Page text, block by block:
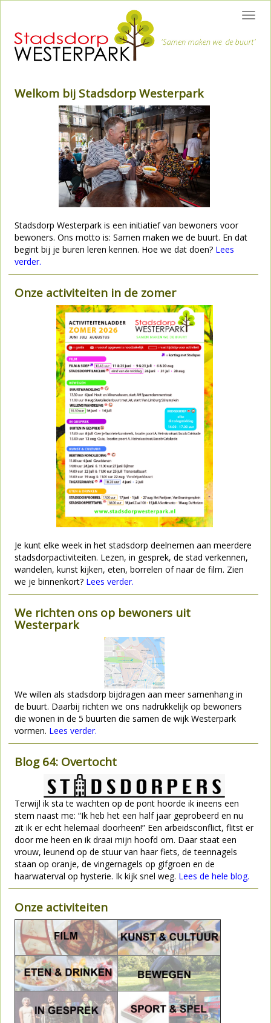
Welkom bij Stadsdorp Westerpark
Stadsdorp Westerpark is een initiatief van bewoners voor
bewoners. Ons motto is: Samen maken we de buurt. En dat
begint bij je buren leren kennen. Hoe we dat doen? Lees
verder.
Onze activiteiten in de zomer
Je kunt elke week in het stadsdorp deelnemen aan meerdere
stadsdorpactiviteiten. Lezen, in gesprek, de stad verkennen,
wandelen, kunst kijken, eten, borrelen of naar de film. Zien
we je binnenkort? Lees verder.
We richten ons op bewoners uit
Westerpark
We willen als stadsdorp bijdragen aan meer samenhang in
de buurt. Daarbij richten we ons nadrukkelijk op bewoners
die wonen in de 5 buurten die samen de wijk Westerpark
vormen. Lees verder.
Blog 64: Overtocht
Terwijl ik sta te wachten op de pont hoorde ik ineens een
stem naast me: “Ik heb het een half jaar geprobeerd en nu
zit ik er echt helemaal doorheen!” Een arbeidsconflict, flitst er
door me heen en ik draai mijn hoofd om. Daar staat een
vrouw, leunend op de stuur van haar fiets, de teennagels
staan op oranje, de vingernagels op gifgroen en de
haarwaterval op hysterie. Ik kijk snel weg. Lees de hele blog.
Onze activiteiten